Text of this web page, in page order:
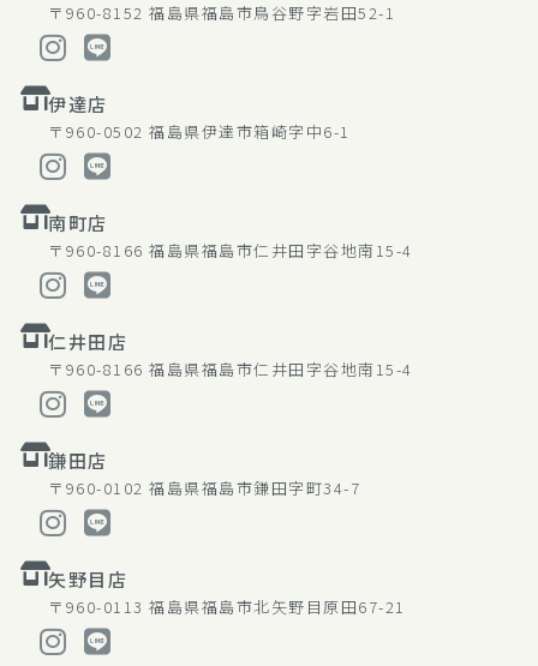
〒960-8152 福島県福島市鳥谷野字岩田52-1
伊達店
〒960-0502 福島県伊達市箱崎字中6-1
南町店
〒960-8166 福島県福島市仁井田字谷地南15-4
仁井田店
〒960-8166 福島県福島市仁井田字谷地南15-4
鎌田店
〒960-0102 福島県福島市鎌田字町34-7
矢野目店
〒960-0113 福島県福島市北矢野目原田67-21